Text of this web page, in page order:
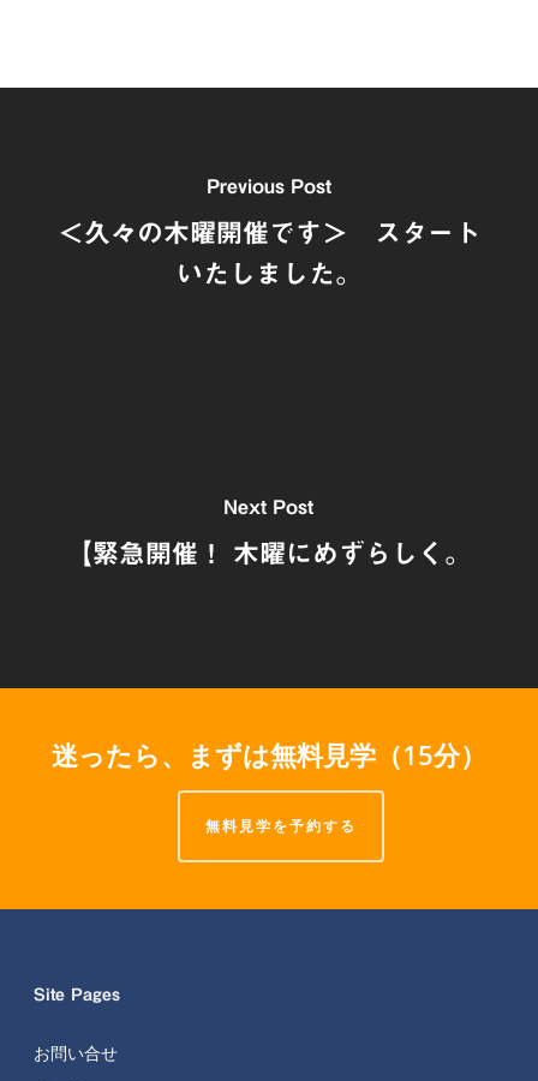
Previous Post
＜久々の木曜開催です＞ スタート
いたしました。
Next Post
【緊急開催！ 木曜にめずらしく。
迷ったら、まずは無料見学（15分）
無料見学を予約する
Site Pages
お問い合せ